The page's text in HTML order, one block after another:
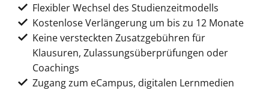
Flexibler Wechsel des Studienzeitmodells
Kostenlose Verlängerung um bis zu 12 Monate
Keine versteckten Zusatzgebühren für
Klausuren, Zulassungsüberprüfungen oder
Coachings
Zugang zum eCampus, digitalen Lernmedien